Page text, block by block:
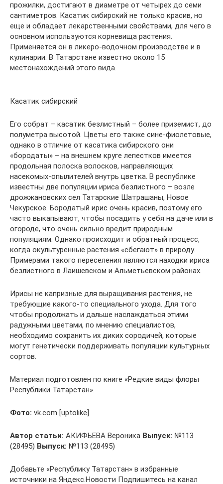
прожилки, достигают в диаметре от четырех до семи
сантиметров. Касатик сибирский не только красив, но
еще и обладает лекарственными свойствами, для чего в
основном используются корневища растения.
Применяется он в ликеро-водочном производстве и в
кулинарии. В Татарстане известно около 15
местонахождений этого вида.
Касатик сибирский
Его собрат – касатик безлистный – более приземист, до
полуметра высотой. Цветы его также сине-фиолетовые,
однако в отличие от касатика сибирского они
«бородаты» – на внешнем круге лепестков имеется
продольная полоска волосков, направляющих
насекомых-опылителей внутрь цветка. В республике
известны две популяции ириса безлистного – возле
дрожжановских сел Татарские Шатрашаны, Новое
Чекурское. Бородатый ирис очень красив, поэтому его
часто выкапывают, чтобы посадить у себя на даче или в
огороде, что очень сильно вредит природным
популяциям. Однако происходит и обратный процесс,
когда окультуренные растения «сбегают» в природу.
Примерами такого переселения являются находки ириса
безлистного в Лаишевском и Альметьевском районах.
Ирисы не капризные для выращивания растения, не
требующие какого-то специального ухода. Для того
чтобы продолжать и дальше наслаждаться этими
радужными цветами, по мнению специалистов,
необходимо сохранить их диких сородичей, которые
могут генетически поддерживать популяции культурных
сортов.
Материал подготовлен по книге «Редкие виды флоры
Респуб­лики Татарстан».
Фото: vk.com [uptolike]
Автор статьи: АКИФЬЕВА Вероника Выпуск: №113
(28495) Выпуск: №113 (28495)
Добавьте «Республику Татарстан» в избранные
источники на Яндекс.Новости Подпишитесь на канал